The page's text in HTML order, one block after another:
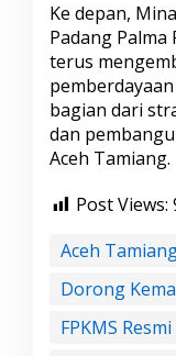
Ke depan,
Padang
terus
bagian dari
dan
Aceh Tamiang.
Post Views:
Aceh
Dorong
FPKMS